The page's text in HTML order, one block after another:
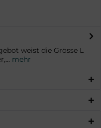
weist die Grösse L
mehr